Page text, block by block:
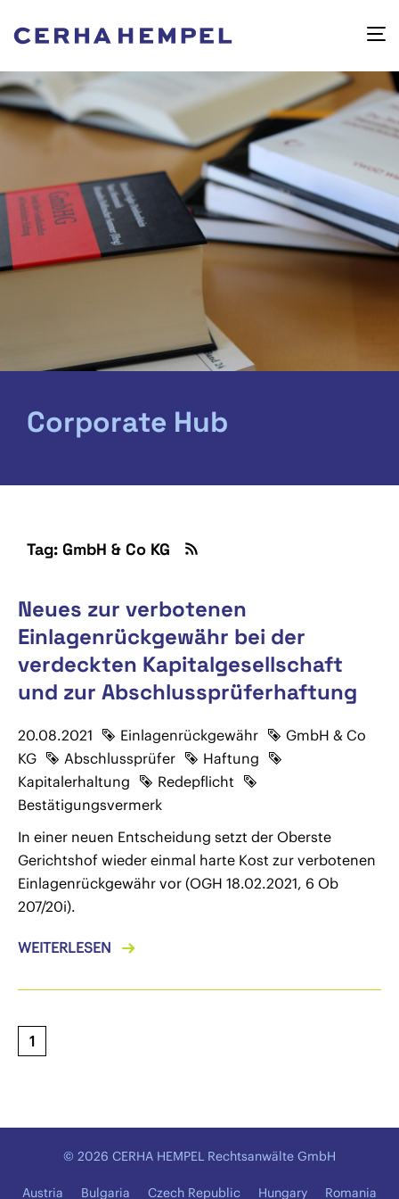
Corporate Hub
Tag: GmbH & Co KG
Neues zur verbotenen
Einlagenrückgewähr bei der
verdeckten Kapitalgesellschaft
und zur Abschlussprüferhaftung
20.08.2021 Einlagenrückgewähr
GmbH & Co
KG
Abschlussprüfer
Haftung
Kapitalerhaltung
Redepflicht
Bestätigungsvermerk
In einer neuen Entscheidung setzt der Oberste
Gerichtshof wieder einmal harte Kost zur verbotenen
Einlagenrückgewähr vor (OGH 18.02.2021, 6 Ob
207/20i).
WEITERLESEN
1
© 2026 CERHA HEMPEL Rechtsanwälte GmbH
Austria Bulgaria Czech Republic Hungary Romania